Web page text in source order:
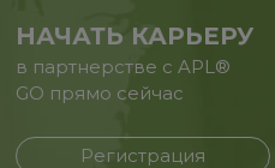
НАЧАТЬ КАРЬЕРУ
в партнерстве с APL®
GO прямо сейчас
Регистрация